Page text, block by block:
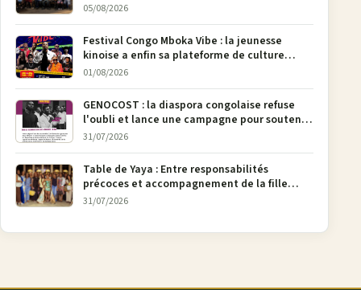
05/08/2026
Festival Congo Mboka Vibe : la jeunesse
kinoise a enfin sa plateforme de culture
urbaine
01/08/2026
GENOCOST : la diaspora congolaise refuse
l'oubli et lance une campagne pour soutenir
la pétition FONAREV depuis Bruxelles
31/07/2026
Table de Yaya : Entre responsabilités
précoces et accompagnement de la fille
aînée, la diaspora en débat
31/07/2026